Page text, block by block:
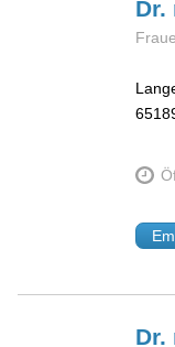
Dr.
Dr.